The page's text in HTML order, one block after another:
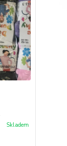
Skladem